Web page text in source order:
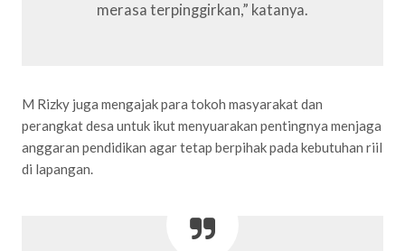
merasa terpinggirkan,” katanya.
M Rizky juga mengajak para tokoh masyarakat dan
perangkat desa untuk ikut menyuarakan pentingnya menjaga
anggaran pendidikan agar tetap berpihak pada kebutuhan riil
di lapangan.